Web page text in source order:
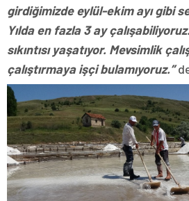
girdiğimizde eylül-ekim ayı gibi
Yılda en fazla 3 ay
sıkıntısı yaşatıyor. Mevsimlik
çalıştırmaya işçi bulamıyoruz.”